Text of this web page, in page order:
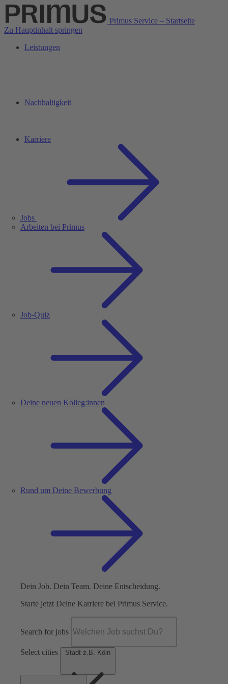
Primus Service – Startseite
Zu Hauptinhalt springen
Leistungen
Nachhaltigkeit
Karriere
Jobs
Arbeiten bei Primus
Job-Quiz
Deine neuen Kolleg:innen
Rund um Deine Bewerbung
Dein Job. Dein Team. Deine Entscheidung.
Starte jetzt Deine Karriere bei Primus Service.
Search for jobs
Select cities Stadt z.B. Köln